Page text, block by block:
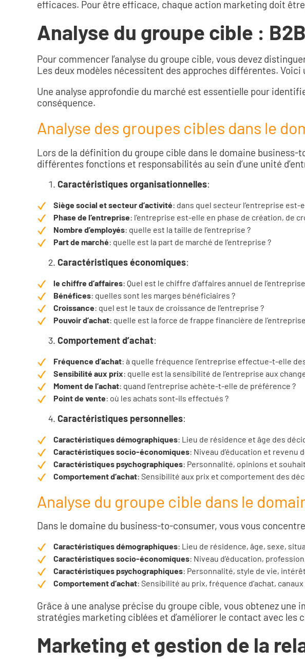
efficaces. Pour être efficace, chaque action marketing doit
Analyse du groupe cible :
Pour commencer l’analyse du groupe cible, vous devez
Les deux modèles nécessitent des approches différentes. Voici
Une analyse approfondie du marché est essentielle pour
conséquence.
Analyse des groupes cibles dans le
Lors de la définition du groupe cible dans le domaine
différentes fonctions et responsabilités au sein d’une unité
Caractéristiques organisationnelles:
Siège social et secteur d’activité: dans quel secteur l’entreprise
Phase de l’entreprise: l’entreprise est-elle en phase de création, de
Nombre d’employés: quelle est la taille de l’entreprise ?
Part de marché: quelle est la part de marché de l’entreprise ?
Caractéristiques économiques:
le chiffre d’affaires: Quel est le chiffre d’affaires annuel de
Bénéfices: quelles sont les marges bénéficiaires ?
Croissance: quel est le taux de croissance de l’entreprise ?
Pouvoir d’achat: quelle est la force de frappe financière de
Comportement d’achat:
Fréquence d’achat: à quelle fréquence l’entreprise effectue-t-elle
Sensibilité aux prix: quelle est la sensibilité de l’entreprise aux
Moment de l’achat: quand l’entreprise achète-t-elle de préférence ?
Point de vente: où les achats sont-ils effectués ?
Caractéristiques personnelles:
Caractéristiques démographiques: Lieu de résidence et âge des
Caractéristiques socio-économiques: Niveau d’éducation et revenu
Caractéristiques psychographiques: Personnalité, opinions et
Comportement d’achat: Sensibilité aux prix et comportement des
Analyse du groupe cible dans le
Dans le domaine du business-to-consumer, vous vous
Caractéristiques démographiques: Lieu de résidence, âge, sexe,
Caractéristiques socio-économiques: Niveau d’éducation,
Caractéristiques psychographiques: Personnalité, style de vie,
Comportement d’achat: Sensibilité au prix, fréquence d’achat, canaux
Grâce à une analyse précise du groupe cible, vous obtenez
stratégies marketing ciblées et d’améliorer le contact avec les
Marketing et gestion de la